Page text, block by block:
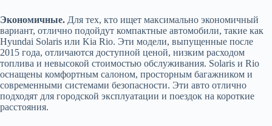
Экономичные. Для тех, кто ищет максимально экономичный
вариант, отлично подойдут компактные автомобили, такие как
Hyundai Solaris или Kia Rio. Эти модели, выпущенные после
2015 года, отличаются доступной ценой, низким расходом
топлива и невысокой стоимостью обслуживания. Solaris и Rio
оснащены комфортным салоном, просторным багажником и
современными системами безопасности. Эти авто отлично
подходят для городской эксплуатации и поездок на короткие
расстояния.